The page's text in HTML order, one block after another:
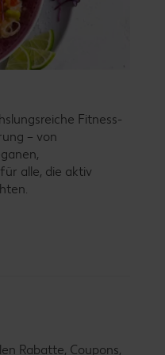
Fitness-
– von
alle, die aktiv
Rabatte, Coupons,